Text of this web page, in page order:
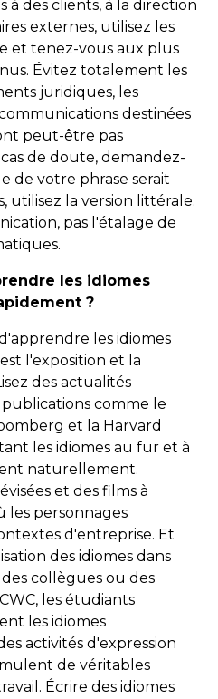
à des clients, à la direction
externes, utilisez les
et tenez-vous aux plus
Évitez totalement les
juridiques, les
destinées
peut-être pas
de doute, demandez-
de votre phrase serait
utilisez la version littérale.
pas l'étalage de
les idiomes
?
les idiomes
l'exposition et la
des actualités
comme le
et la Harvard
les idiomes au fur et à
naturellement.
et des films à
les personnages
d'entreprise. Et
des idiomes dans
collègues ou des
les étudiants
les idiomes
activités d'expression
de véritables
Écrire des idiomes